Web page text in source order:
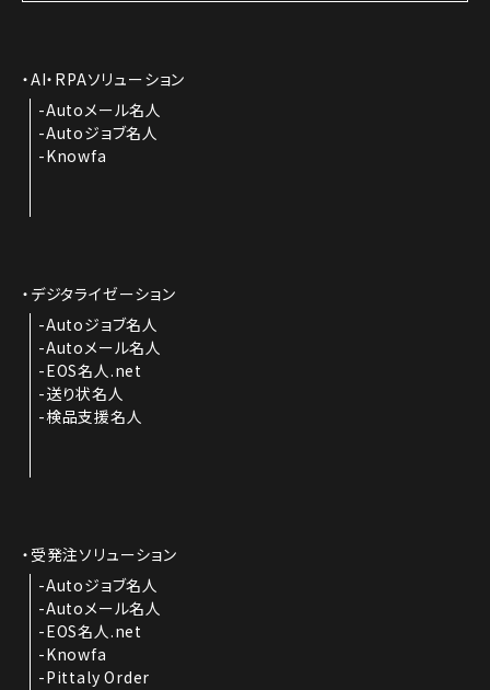
AI・RPAソリューション
Autoメール名人
Autoジョブ名人
Knowfa
デジタライゼーション
Autoジョブ名人
Autoメール名人
EOS名人.net
送り状名人
検品支援名人
受発注ソリューション
Autoジョブ名人
Autoメール名人
EOS名人.net
Knowfa
Pittaly Order